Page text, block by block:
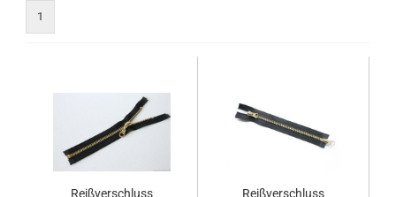
1
Reißverschluss
Reißverschluss